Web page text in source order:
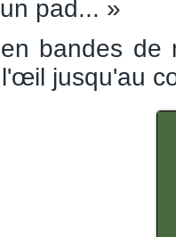
pad... »
bandes de
jusqu'au